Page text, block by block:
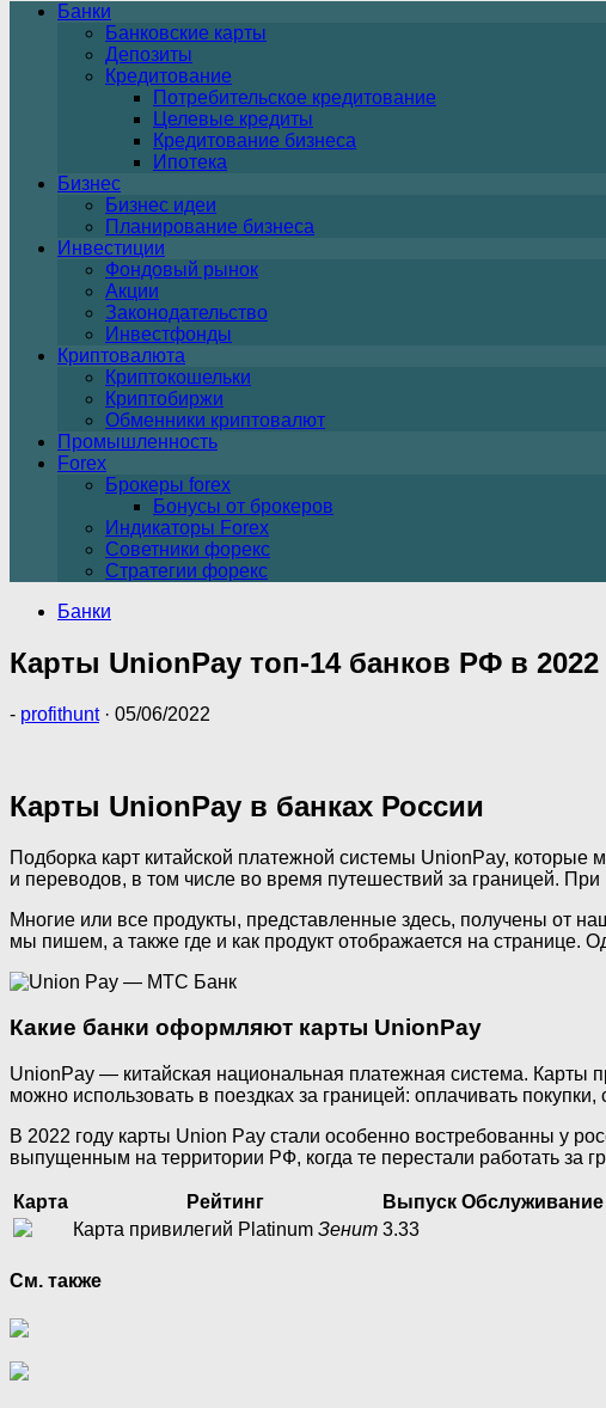
Банки
Банковские карты
Депозиты
Кредитование
Потребительское кредитование
Целевые кредиты
Кредитование бизнеса
Ипотека
Бизнес
Бизнес идеи
Планирование бизнеса
Инвестиции
Фондовый рынок
Акции
Законодательство
Инвестфонды
Криптовалюта
Криптокошельки
Криптобиржи
Обменники криптовалют
Промышленность
Forex
Брокеры forex
Бонусы от брокеров
Индикаторы Forex
Советники форекс
Стратегии форекс
Банки
Карты UnionPay топ-14 банков РФ в 2022
- profithunt · 05/06/2022
Карты UnionPay в банках России
Подборка карт китайской платежной системы UnionPay,
и переводов, в том числе во время путешествий за границей.
Многие или все продукты, представленные здесь, получены от
мы пишем, а также где и как продукт отображается на странице.
Какие банки оформляют карты UnionPay
UnionPay — китайская национальная платежная система. Карты
можно использовать в поездках за границей: оплачивать
В 2022 году карты Union Pay стали особенно востребованны у
выпущенным на территории РФ, когда те перестали работать за
Карта Рейтинг Выпуск Обслуживание
Карта привилегий Platinum Зенит 3.33
См. также